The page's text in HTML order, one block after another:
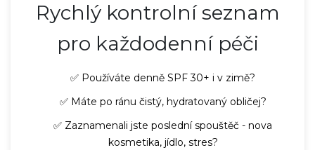
Rychlý kontrolní seznam
pro každodenní péči
✅ Používáte denně SPF 30+ i v zimě?
✅ Máte po ránu čistý, hydratovaný obličej?
✅ Zaznamenali jste poslední spouštěč - nova
kosmetika, jídlo, stres?